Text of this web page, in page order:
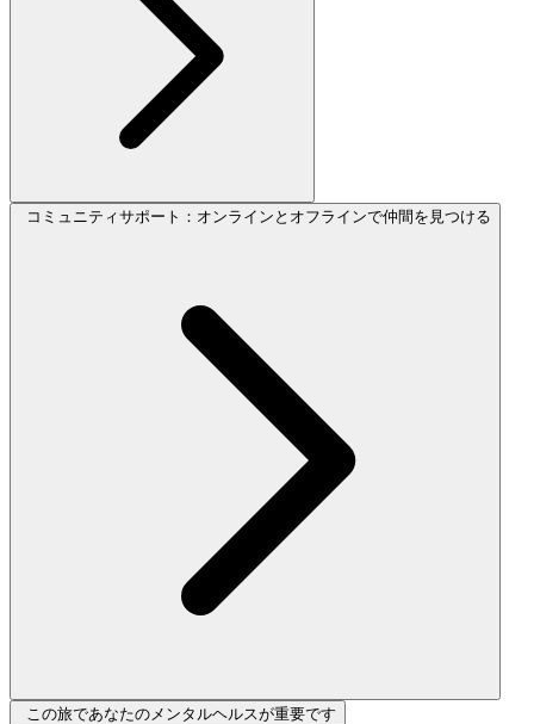
コミュニティサポート：オンラインとオフラインで仲間を見つける
この旅であなたのメンタルヘルスが重要です